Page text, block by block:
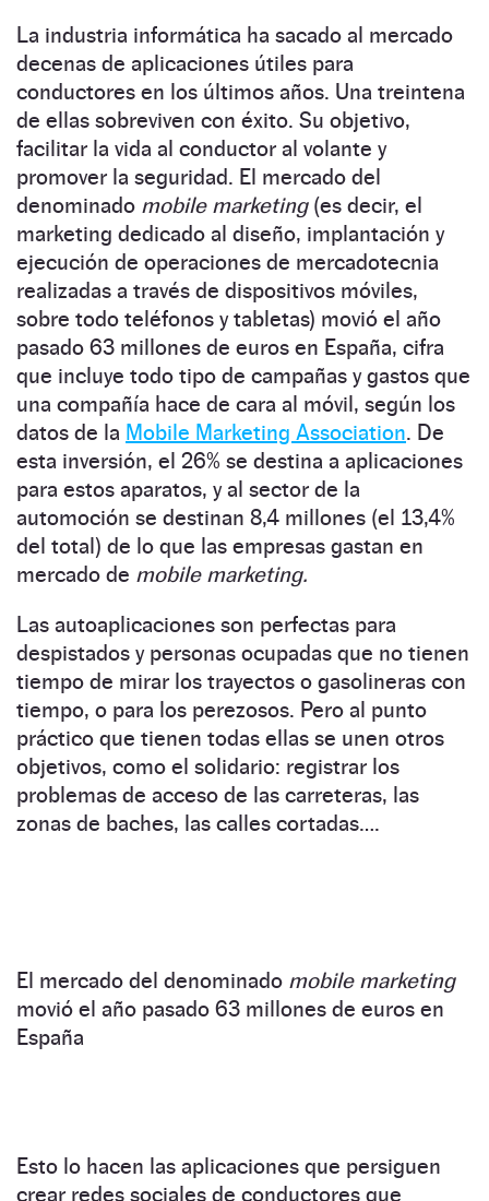
La industria informática ha sacado al mercado
decenas de aplicaciones útiles para
conductores en los últimos años. Una treintena
de ellas sobreviven con éxito. Su objetivo,
facilitar la vida al conductor al volante y
promover la seguridad. El mercado del
denominado mobile marketing(es decir, el
marketing dedicado al diseño, implantación y
ejecución de operaciones de mercadotecnia
realizadas a través de dispositivos móviles,
sobre todo teléfonos y tabletas) movió el año
pasado 63 millones de euros en España, cifra
que incluye todo tipo de campañas y gastos que
una compañía hace de cara al móvil, según los
datos de la Mobile Marketing Association. De
esta inversión, el 26% se destina a aplicaciones
para estos aparatos, y al sector de la
automoción se destinan 8,4 millones (el 13,4%
del total) de lo que las empresas gastan en
mercado de mobile marketing.
Las autoaplicaciones son perfectas para
despistados y personas ocupadas que no tienen
tiempo de mirar los trayectos o gasolineras con
tiempo, o para los perezosos. Pero al punto
práctico que tienen todas ellas se unen otros
objetivos, como el solidario: registrar los
problemas de acceso de las carreteras, las
zonas de baches, las calles cortadas….
El mercado del denominado mobile marketing
movió el año pasado 63 millones de euros en
España
Esto lo hacen las aplicaciones que persiguen
crear redes sociales de conductores que